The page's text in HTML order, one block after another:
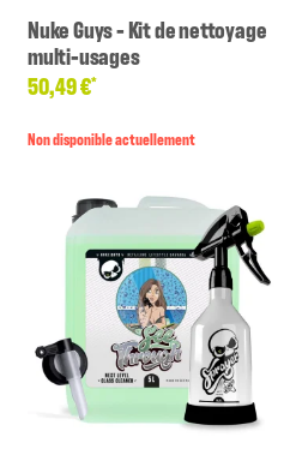
Nuke Guys - Kit de nettoyage
multi-usages
50,49 €*
Non disponible actuellement